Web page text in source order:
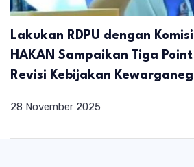
Lakukan RDPU dengan Komisi
HAKAN Sampaikan Tiga
Revisi Kebijakan
28 November 2025